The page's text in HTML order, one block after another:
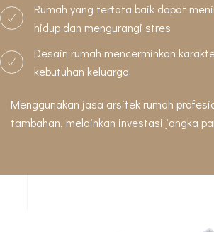
Rumah yang tertata baik dapat
hidup dan mengurangi stres
Desain rumah mencerminkan
kebutuhan keluarga
Menggunakan jasa arsitek rumah
tambahan, melainkan investasi jangka